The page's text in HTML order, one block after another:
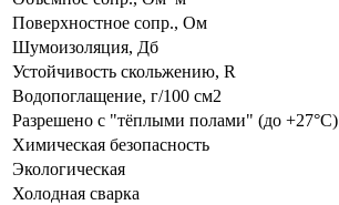
Поверхностное сопр., Ом
Шумоизоляция, Дб
Устойчивость скольжению, R
Водопоглащение, г/100 см2
Разрешено с "тёплыми полами" (до +27°C)
Химическая безопасность
Экологическая
Холодная сварка